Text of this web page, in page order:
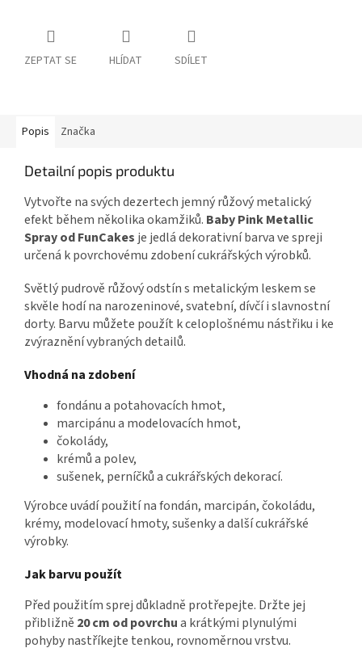
ZEPTAT SE HLÍDAT SDÍLET
Popis Značka
Detailní popis produktu
Vytvořte na svých dezertech jemný růžový metalický
efekt během několika okamžiků. Baby Pink Metallic
Spray od FunCakes je jedlá dekorativní barva ve spreji
určená k povrchovému zdobení cukrářských výrobků.
Světlý pudrově růžový odstín s metalickým leskem se
skvěle hodí na narozeninové, svatební, dívčí i slavnostní
dorty. Barvu můžete použít k celoplošnému nástřiku i ke
zvýraznění vybraných detailů.
Vhodná na zdobení
fondánu a potahovacích hmot,
marcipánu a modelovacích hmot,
čokolády,
krémů a polev,
sušenek, perníčků a cukrářských dekorací.
Výrobce uvádí použití na fondán, marcipán, čokoládu,
krémy, modelovací hmoty, sušenky a další cukrářské
výrobky.
Jak barvu použít
Před použitím sprej důkladně protřepejte. Držte jej
přibližně 20 cm od povrchua krátkými plynulými
pohyby nastříkejte tenkou, rovnoměrnou vrstvu.